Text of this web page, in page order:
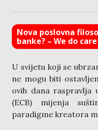
Nova poslovna
banke? – We do
U svijetu koji se
ne mogu biti
ovih dana raspravlja
(ECB) mijenja
paradigme kreatora